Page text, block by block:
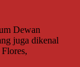
Dewan
juga dikenal